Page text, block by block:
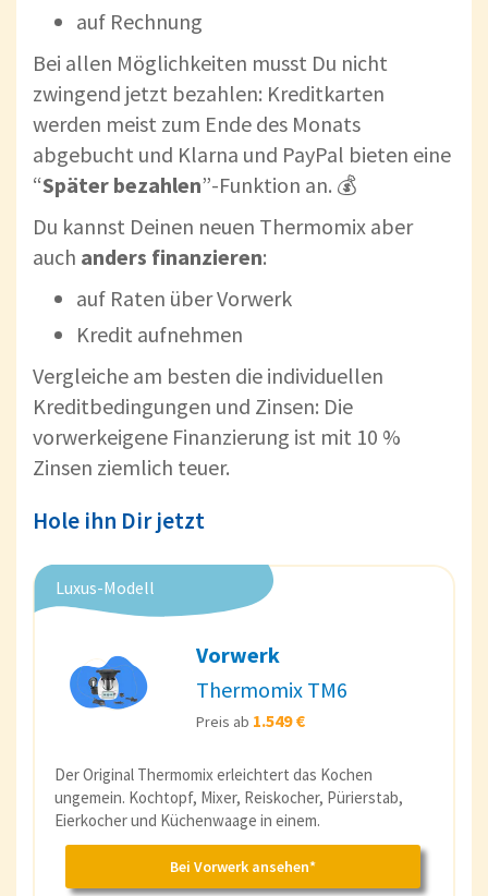
auf Rechnung
Bei allen Möglichkeiten musst Du nicht
zwingend jetzt bezahlen: Kreditkarten
werden meist zum Ende des Monats
abgebucht und Klarna und PayPal bieten eine
“Später bezahlen”-Funktion an. 💰
Du kannst Deinen neuen Thermomix aber
auch anders finanzieren:
auf Raten über Vorwerk
Kredit aufnehmen
Vergleiche am besten die individuellen
Kreditbedingungen und Zinsen: Die
vorwerkeigene Finanzierung ist mit 10 %
Zinsen ziemlich teuer.
Hole ihn Dir jetzt
Luxus-Modell
Vorwerk
Thermomix TM6
Preis ab 1.549 €
Der Original Thermomix erleichtert das Kochen
ungemein. Kochtopf, Mixer, Reiskocher, Pürierstab,
Eierkocher und Küchenwaage in einem.
Bei Vorwerk ansehen*